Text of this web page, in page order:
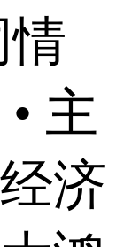
情
主
济